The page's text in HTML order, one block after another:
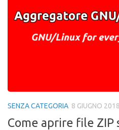
SENZA CATEGORIA 8 GIUGNO 2018
Come aprire file ZIP